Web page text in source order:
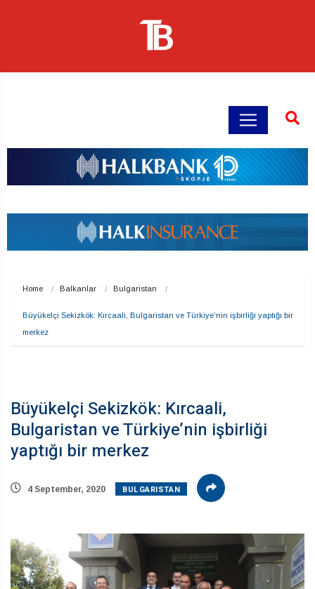
Home Balkanlar Bulgaristan
Büyükelçi Sekizkök: Kırcaali, Bulgaristan ve Türkiye’nin işbirliği yaptığı bir
merkez
Büyükelçi Sekizkök: Kırcaali,
Bulgaristan ve Türkiye’nin işbirliği
yaptığı bir merkez
4 September, 2020 BULGARISTAN